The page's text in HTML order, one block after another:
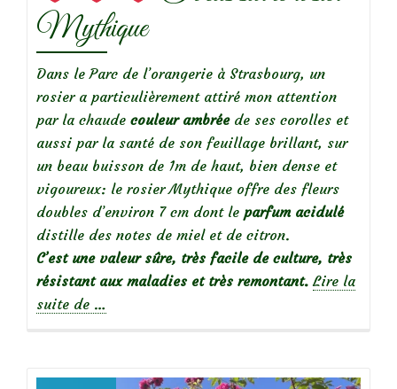
Mythique
Dans le Parc de l’orangerie à Strasbourg, un
rosier a particulièrement attiré mon attention
par la chaude couleur ambréede ses corolles et
aussi par la santé de son feuillage brillant, sur
un beau buisson de 1m de haut, bien dense et
vigoureux: le rosier Mythique offre des fleurs
doubles d’environ 7 cm dont le parfum acidulé
distille des notes de miel et de citron.
C’est une valeur sûre, très facile de culture, très
résistant aux maladies et très remontant. Lire la
suite de à
…